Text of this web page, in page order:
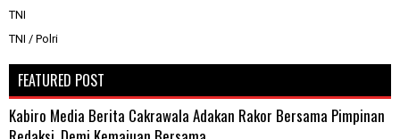
TNI
TNI / Polri
FEATURED POST
Kabiro Media Berita Cakrawala Adakan Rakor Bersama Pimpinan